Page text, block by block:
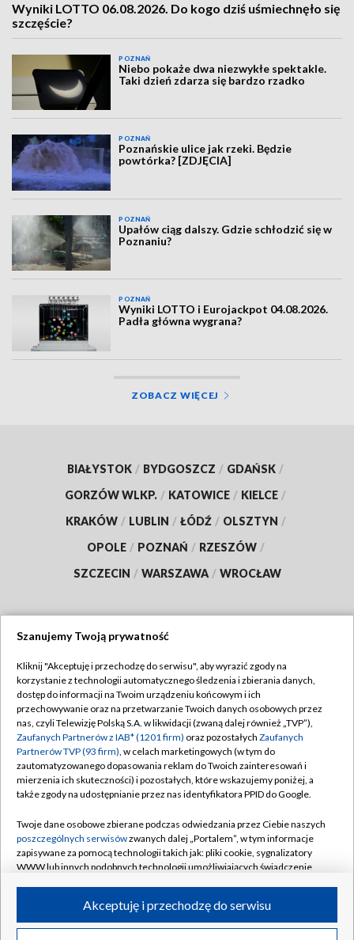
Wyniki LOTTO 06.08.2026. Do kogo dziś uśmiechnęło się
szczęście?
POZNAŃ
Niebo pokaże dwa niezwykłe spektakle.
Taki dzień zdarza się bardzo rzadko
POZNAŃ
Poznańskie ulice jak rzeki. Będzie
powtórka? [ZDJĘCIA]
POZNAŃ
Upałów ciąg dalszy. Gdzie schłodzić się w
Poznaniu?
POZNAŃ
Wyniki LOTTO i Eurojackpot 04.08.2026.
Padła główna wygrana?
ZOBACZ WIĘCEJ
BIAŁYSTOK / BYDGOSZCZ / GDAŃSK /
GORZÓW WLKP. / KATOWICE / KIELCE /
KRAKÓW / LUBLIN / ŁÓDŹ / OLSZTYN /
OPOLE / POZNAŃ / RZESZÓW /
SZCZECIN / WARSZAWA / WROCŁAW
TVP
Abonament TVP
Emisja w TVP
Centrum informacji TVP
Naziemna Telewizja Cyfrowa
Rada Programowa
System NOS
Informacje o nadawcy
Program dla prasy
Regulamin TVP
Polityka prywatności
Moje zgody
Pomoc
Kontakt
Kanały
©2026 Telewizja Polska S.A. w likwidacji
Szanujemy Twoją prywatność
Kliknij "Akceptuję i przechodzę do serwisu", aby wyrazić zgody na
korzystanie z technologii automatycznego śledzenia i zbierania danych,
dostęp do informacji na Twoim urządzeniu końcowym i ich
przechowywanie oraz na przetwarzanie Twoich danych osobowych przez
nas, czyli Telewizję Polską S.A. w likwidacji (zwaną dalej również „TVP”),
Zaufanych Partnerów z IAB* (1201 firm) oraz pozostałych Zaufanych
Partnerów TVP (93 firm), w celach marketingowych (w tym do
zautomatyzowanego dopasowania reklam do Twoich zainteresowań i
mierzenia ich skuteczności) i pozostałych, które wskazujemy poniżej, a
także zgody na udostępnianie przez nas identyfikatora PPID do Google.
Twoje dane osobowe zbierane podczas odwiedzania przez Ciebie naszych
poszczególnych serwisówzwanych dalej „Portalem”, w tym informacje
zapisywane za pomocą technologii takich jak: pliki cookie, sygnalizatory
WWW lub innych podobnych technologii umożliwiających świadczenie
ruchu w Internecie.Akceptuję i przechodzę do serwisu